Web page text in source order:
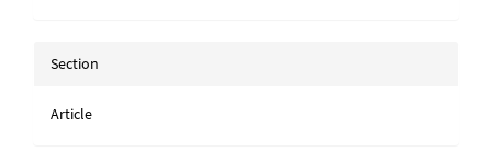
Section
Article